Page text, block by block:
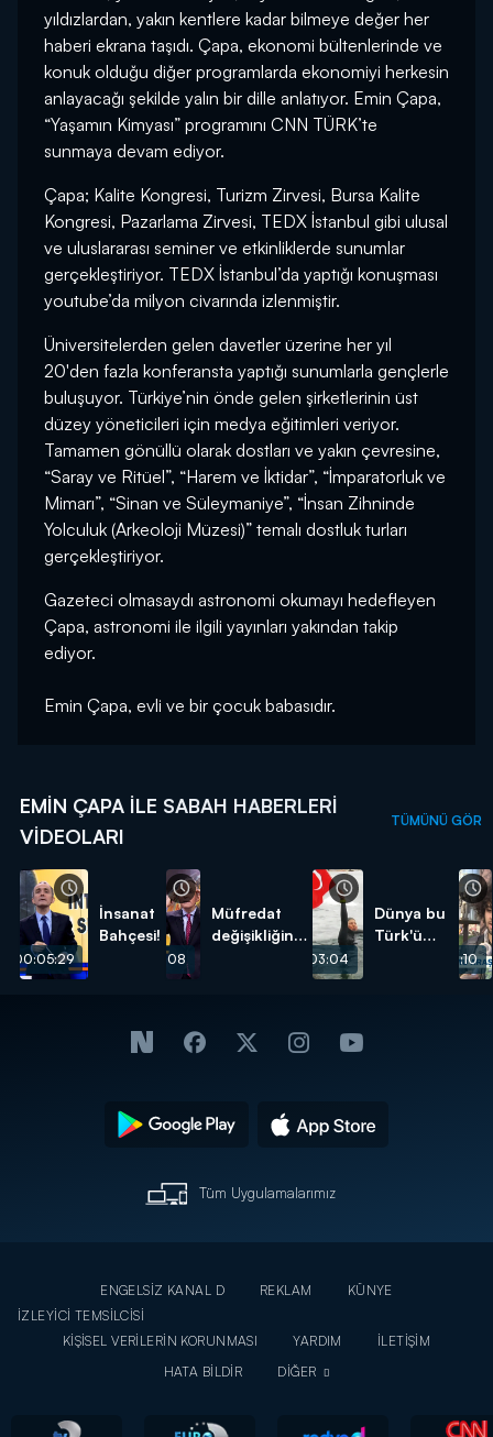
yıldızlardan, yakın kentlere kadar bilmeye değer her
haberi ekrana taşıdı. Çapa, ekonomi bültenlerinde ve
konuk olduğu diğer programlarda ekonomiyi herkesin
anlayacağı şekilde yalın bir dille anlatıyor. Emin Çapa,
“Yaşamın Kimyası” programını CNN TÜRK’te
sunmaya devam ediyor.
Çapa; Kalite Kongresi, Turizm Zirvesi, Bursa Kalite
Kongresi, Pazarlama Zirvesi, TEDX İstanbul gibi ulusal
ve uluslararası seminer ve etkinliklerde sunumlar
gerçekleştiriyor. TEDX İstanbul’da yaptığı konuşması
youtube’da milyon civarında izlenmiştir.
Üniversitelerden gelen davetler üzerine her yıl
20'den fazla konferansta yaptığı sunumlarla gençlerle
buluşuyor. Türkiye’nin önde gelen şirketlerinin üst
düzey yöneticileri için medya eğitimleri veriyor.
Tamamen gönüllü olarak dostları ve yakın çevresine,
“Saray ve Ritüel”, “Harem ve İktidar”, “İmparatorluk ve
Mimarı”, “Sinan ve Süleymaniye”, “İnsan Zihninde
Yolculuk (Arkeoloji Müzesi)” temalı dostluk turları
gerçekleştiriyor.
Gazeteci olmasaydı astronomi okumayı hedefleyen
Çapa, astronomi ile ilgili yayınları yakından takip
ediyor.
Emin Çapa, evli ve bir çocuk babasıdır.
EMIN ÇAPA ILE SABAH HABERLERI
VIDEOLARI
TÜMÜNÜ GÖR
00:05:29
İnsanat
Bahçesi!
00:03:08
Müfredat
değişikliğinde
00:03:04
Dünya bu
Türk'ü
00:04:10
Tüm Uygulamalarımız
ENGELSİZ KANAL D REKLAM
KÜNYE
İZLEYİCİ TEMSİLCİSİ
KİŞİSEL VERİLERİN KORUNMASI
YARDIM
İLETİŞİM
HATA BİLDİR
DİĞER